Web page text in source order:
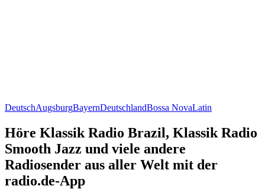
DeutschAugsburgBayernDeutschlandBossa NovaLatin
Höre Klassik Radio Brazil, Klassik Radio
Smooth Jazz und viele andere
Radiosender aus aller Welt mit der
radio.de-App